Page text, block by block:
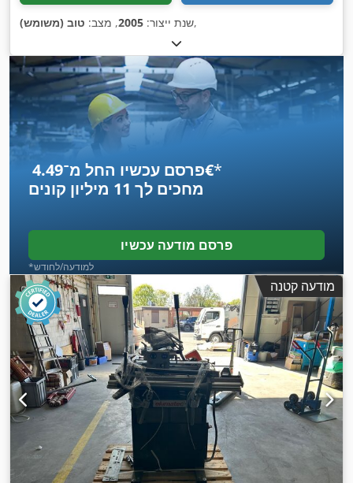
שנת ייצור: 2005, מצב: טוב (משומש) ,
פרסם עכשיו החל מ־‏4.49 ‏€*
מחכים לך 11 מיליון קונים
פרסם מודעה עכשיו
*למודעה/לחודש
מודעה קטנה